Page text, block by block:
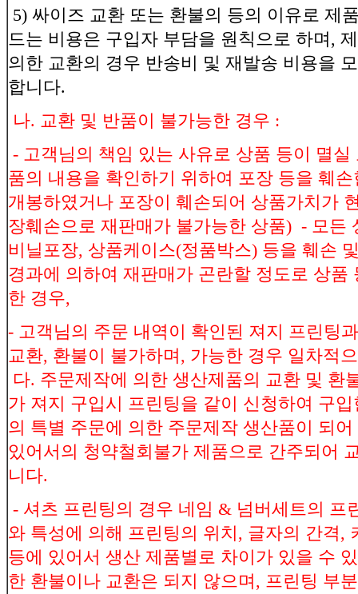
5) 싸이즈 교환 또는 환불의 등의 이유로 제
드는 비용은 구입자 부담을 원칙으로 하며,
의한 교환의 경우 반송비 및 재발송 비용을
합니다.
나. 교환 및 반품이 불가능한 경우 :
- 고객님의 책임 있는 사유로 상품 등이 멸
품의 내용을 확인하기 위하여 포장 등을 훼
개봉하였거나 포장이 훼손되어 상품가치가
장훼손으로 재판매가 불가능한 상품) - 모든
비닐포장, 상품케이스(정품박스) 등을 훼손
경과에 의하여 재판매가 곤란할 정도로 상품
한 경우,
- 고객님의 주문 내역이 확인된 져지 프린팅
교환, 환불이 불가하며, 가능한 경우 일차적
다. 주문제작에 의한 생산제품의 교환 및 환
가 져지 구입시 프린팅을 같이 신청하여 구
의 특별 주문에 의한 주문제작 생산품이 되
있어서의 청약철회불가 제품으로 간주되어
니다.
- 셔츠 프린팅의 경우 네임 & 넘버세트의 프
와 특성에 의해 프린팅의 위치, 글자의 간격,
등에 있어서 생산 제품별로 차이가 있을 수
한 환불이나 교환은 되지 않으며, 프린팅 부